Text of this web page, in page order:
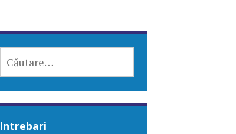
DUPĂ:
Intrebari